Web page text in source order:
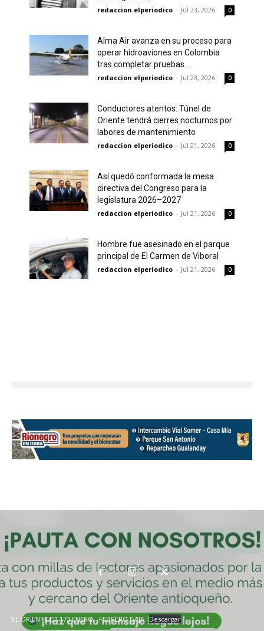
redaccion elperiodico - Jul 23, 2026 0
Alma Air avanza en su proceso para
operar hidroaviones en Colombia
tras completar pruebas...
redaccion elperiodico - Jul 23, 2026 0
Conductores atentos: Túnel de
Oriente tendrá cierres nocturnos por
labores de mantenimiento
redaccion elperiodico - Jul 21, 2026 0
Así quedó conformada la mesa
directiva del Congreso para la
legislatura 2026–2027
redaccion elperiodico - Jul 21, 2026 0
Hombre fue asesinado en el parque
principal de El Carmen de Viboral
redaccion elperiodico - Jul 21, 2026 0
EL ORIENTE ED 173 ENERO - FEBRERO BAJA Descargar